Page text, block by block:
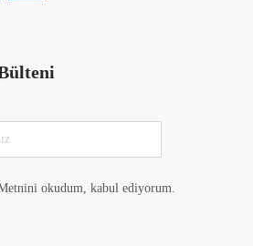
okudum, kabul ediyorum.